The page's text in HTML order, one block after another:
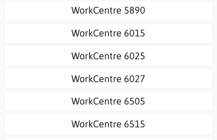
WorkCentre 5890
WorkCentre 6015
WorkCentre 6025
WorkCentre 6027
WorkCentre 6505
WorkCentre 6515